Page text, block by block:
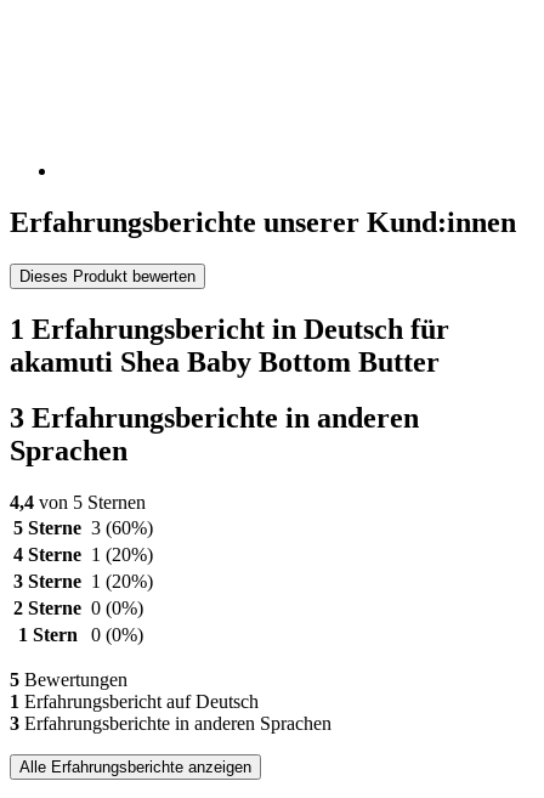
Erfahrungsberichte unserer Kund:innen
Dieses Produkt bewerten
1 Erfahrungsbericht in Deutsch für
akamuti Shea Baby Bottom Butter
3 Erfahrungsberichte in anderen
Sprachen
4,4 von 5 Sternen
5 Sterne 3 (60%)
4 Sterne 1 (20%)
3 Sterne 1 (20%)
2 Sterne 0 (0%)
1 Stern
0 (0%)
5 Bewertungen
1 Erfahrungsbericht auf Deutsch
3 Erfahrungsberichte in anderen Sprachen
Alle Erfahrungsberichte anzeigen